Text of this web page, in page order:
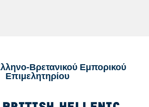
Βρετανικού Εμπορικού
Επιμελητηρίου